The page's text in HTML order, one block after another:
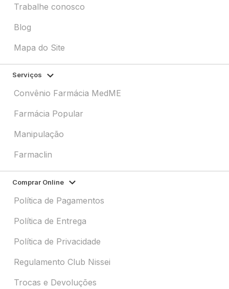
Trabalhe conosco
Blog
Mapa do Site
Serviços
Convênio Farmácia MedME
Farmácia Popular
Manipulação
Farmaclin
Comprar Online
Política de Pagamentos
Política de Entrega
Política de Privacidade
Regulamento Club Nissei
Trocas e Devoluções